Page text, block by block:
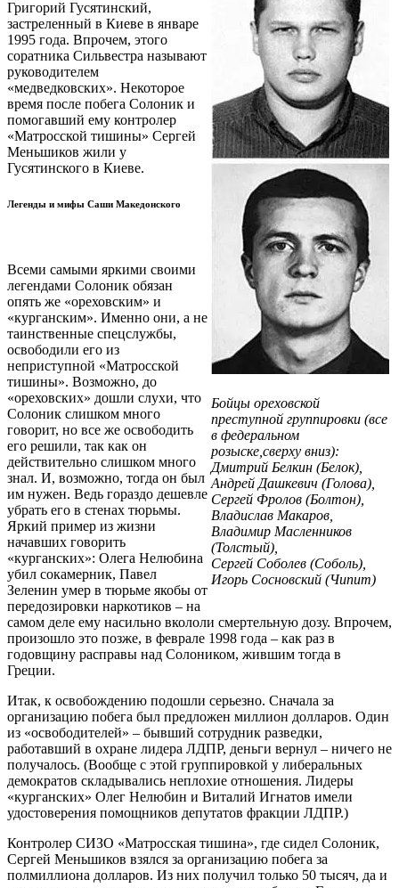
Бойцы ореховской
преступной группировки (все
в федеральном
розыске,сверху вниз):
Дмитрий Белкин (Белок),
Андрей Дашкевич (Голова),
Сергей Фролов (Болтон),
Владислав Макаров,
Владимир Масленников
(Толстый),
Сергей Соболев (Соболь),
Игорь Сосновский (Чипит)
Григорий Гусятинский,
застреленный в Киеве в январе
1995 года. Впрочем, этого
соратника Сильвестра называют
руководителем
«медведковских». Некоторое
время после побега Солоник и
помогавший ему контролер
«Матросской тишины» Сергей
Меньшиков жили у
Гусятинского в Киеве.
Легенды и мифы Саши Македонского
Всеми самыми яркими своими
легендами Солоник обязан
опять же «ореховским» и
«курганским». Именно они, а не
таинственные спецслужбы,
освободили его из
неприступной «Матросской
тишины». Возможно, до
«ореховских» дошли слухи, что
Солоник слишком много
говорит, но все же освободить
его решили, так как он
действительно слишком много
знал. И, возможно, тогда он был
им нужен. Ведь гораздо дешевле
убрать его в стенах тюрьмы.
Яркий пример из жизни
начавших говорить
«курганских»: Олега Нелюбина
убил сокамерник, Павел
Зеленин умер в тюрьме якобы от
передозировки наркотиков – на
самом деле ему насильно вкололи смертельную дозу. Впрочем,
произошло это позже, в феврале 1998 года – как раз в
годовщину расправы над Солоником, жившим тогда в
Греции.
Итак, к освобождению подошли серьезно. Сначала за
организацию побега был предложен миллион долларов. Один
из «освободителей» – бывший сотрудник разведки,
работавший в охране лидера ЛДПР, деньги вернул – ничего не
получалось. (Вообще с этой группировкой у либеральных
демократов складывались неплохие отношения. Лидеры
«курганских» Олег Нелюбин и Виталий Игнатов имели
удостоверения помощников депутатов фракции ЛДПР.)
Контролер СИЗО «Матросская тишина», где сидел Солоник,
Сергей Меньшиков взялся за организацию побега за
полмиллиона долларов. Из них получил только 50 тысяч, да и